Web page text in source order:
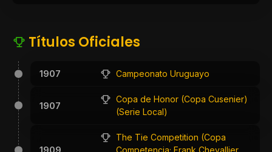
Títulos Oficiales
1907 Campeonato Uruguayo
1907
Copa de Honor (Copa Cusenier)
(Serie Local)
The Tie Competition (Copa
Competencia; Frank Chevallier